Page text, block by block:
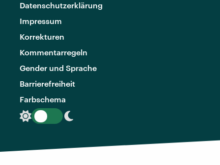
Datenschutzerklärung
Impressum
Korrekturen
Kommentarregeln
Gender und Sprache
Barrierefreiheit
Farbschema